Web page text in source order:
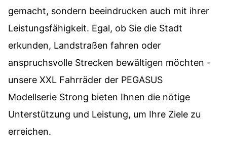
gemacht, sondern beeindrucken auch mit ihrer
Leistungsfähigkeit. Egal, ob Sie die Stadt
erkunden, Landstraßen fahren oder
anspruchsvolle Strecken bewältigen möchten -
unsere XXL Fahrräder der PEGASUS
Modellserie Strong bieten Ihnen die nötige
Unterstützung und Leistung, um Ihre Ziele zu
erreichen.